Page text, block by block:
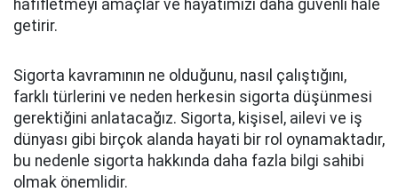
hafifletmeyi amaçlar ve hayatımızı daha güvenli hale
getirir.
Sigorta kavramının ne olduğunu, nasıl çalıştığını,
farklı türlerini ve neden herkesin sigorta düşünmesi
gerektiğini anlatacağız. Sigorta, kişisel, ailevi ve iş
dünyası gibi birçok alanda hayati bir rol oynamaktadır,
bu nedenle sigorta hakkında daha fazla bilgi sahibi
olmak önemlidir.